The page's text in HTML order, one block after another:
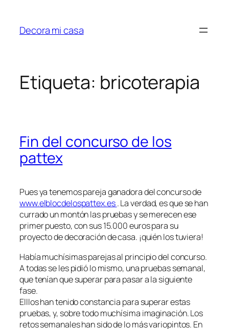
contenido
Decora mi casa
Etiqueta: bricoterapia
Fin del concurso de los
pattex
Pues ya tenemos pareja ganadora del concurso de
www.elblocdelospattex.es. La verdad, es que se han
currado un montón las pruebas y se merecen ese
primer puesto, con sus 15.000 euros para su
proyecto de decoración de casa. ¡quién los tuviera!
Había muchísimas parejas al principio del concurso.
A todas se les pidió lo mismo, una pruebas semanal,
que tenían que superar para pasar a la siguiente
fase.
Elllos han tenido constancia para superar estas
pruebas, y, sobre todo muchísima imaginación. Los
retos semanales han sido de lo más variopintos. En